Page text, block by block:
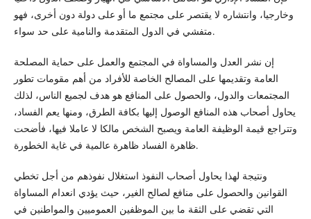
وخارجيا، وانتشاره لا يقتصر على مجتمع ما أو على دولة دون أخرى، فهو
متفشي في الدول المتقدمة والنامية على حد سواء.
إن نشر العدل والمساواة في المجتمع والعمل على حماية المصلحة
العامة وتقديمها على المصالح الخاصة للأفراد من أهم مقومات تطور
المجتمعات والدول، والحصول على المنافع هو هدف لجميع الناس، لذلك
يحاول أصحاب هذه المنافع الوصول إليها بكافة الطرق، ومنها يعم الفساد،
وتتراجع قيمة الوظيفة العامة ويصبح الشخص مالكا لا عاملا فيها، فأضحت
ظاهرة الفساد ظاهرة عالمية في غاية الخطورة.
ونتيجة لهذا يحاول أصحاب النفوذ استغلال نفوذهم من أجل تخطي
القوانين والحصول على منافع لصالح الغير، حيث يؤدي انعدام المساواة
التي تقضي على الثقة ما بين الموظفين العموميين والمواطنين في